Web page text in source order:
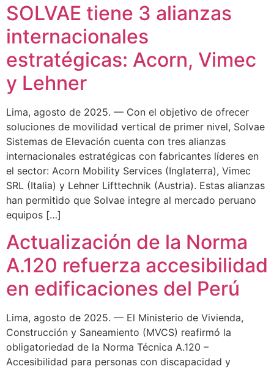
SOLVAE tiene 3 alianzas
internacionales
estratégicas: Acorn, Vimec
y Lehner
Lima, agosto de 2025. — Con el objetivo de ofrecer
soluciones de movilidad vertical de primer nivel, Solvae
Sistemas de Elevación cuenta con tres alianzas
internacionales estratégicas con fabricantes líderes en
el sector: Acorn Mobility Services (Inglaterra), Vimec
SRL (Italia) y Lehner Lifttechnik (Austria). Estas alianzas
han permitido que Solvae integre al mercado peruano
equipos […]
Actualización de la Norma
A.120 refuerza accesibilidad
en edificaciones del Perú
Lima, agosto de 2025. — El Ministerio de Vivienda,
Construcción y Saneamiento (MVCS) reafirmó la
obligatoriedad de la Norma Técnica A.120 –
Accesibilidad para personas con discapacidad y